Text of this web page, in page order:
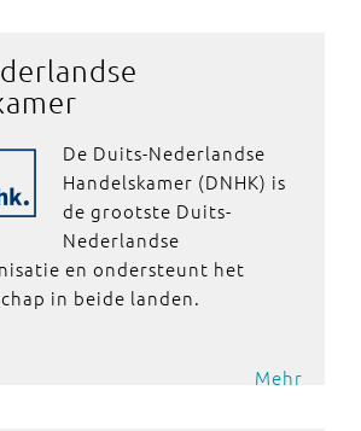
De Duits-Nederlandse
Handelskamer (DNHK) is
de grootste Duits-
Nederlandse
en ondersteunt het
in beide landen.
Mehr